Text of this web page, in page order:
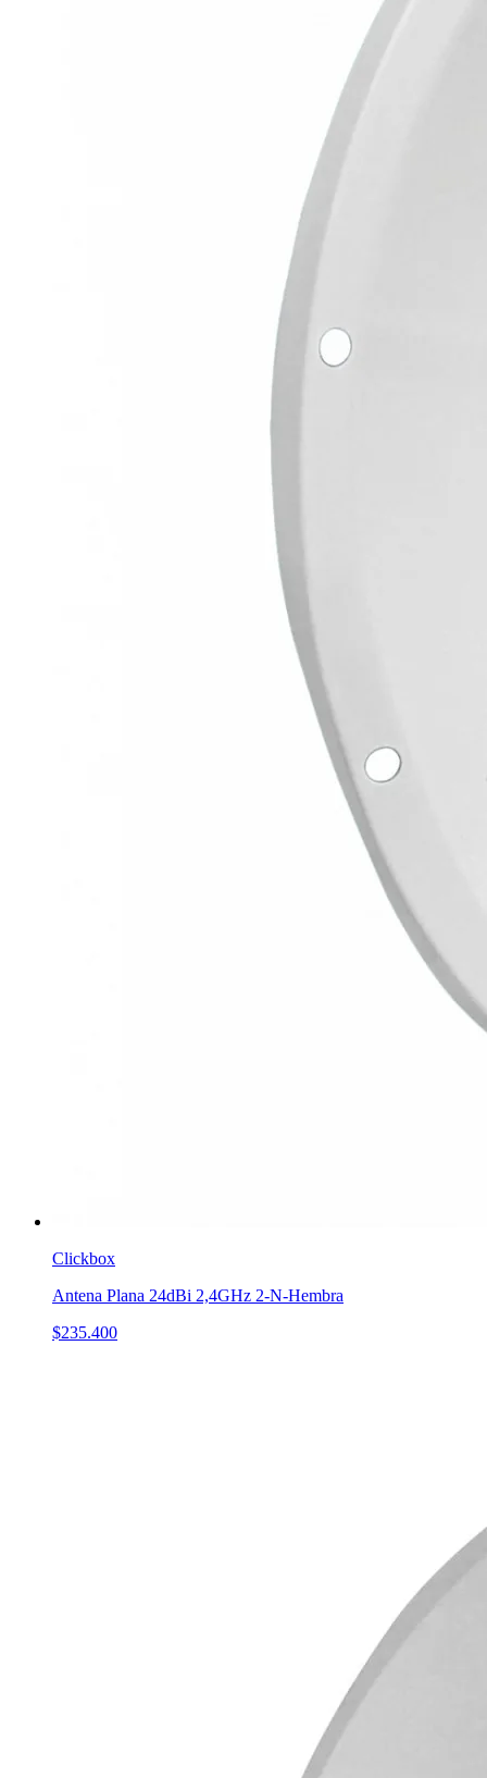
Clickbox
Antena Plana 24dBi 2,4GHz 2-N-Hembra
$235.400